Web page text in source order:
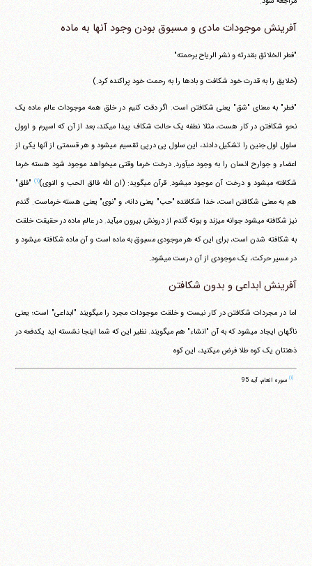
آفرینش موجودات مادی و مسبوق بودن وجود آنها به ماده
"فطر الخلائق بقدرته و نشر الریاح برحمته"
(خلایق را به قدرت خود شکافت و بادها را به رحمت خود پراکنده کرد.)
"فطر" به معنای "شق" یعنی شکافتن است. اگر دقت کنیم در خلق همه موجودات عالم ماده یک
نحو شکافتن در کار هست، مثلا نطفه یک حالت شکاف پیدا می‎کند، بعد از آن که اسپرم و اوول
سلول اول جنین را تشکیل دادند، این سلول پی درپی تقسیم می‎شود و هر قسمتی از آنها یکی از
اعضاء و جوارح انسان را به وجود می‎آورد. درخت خرما وقتی می‎خواهد موجود شود هسته خرما
شکافته می‎شود و درخت آن موجود می‎شود. قرآن می‎گوید: (ان الله فالق الحب و النوی)
(۱) "فلق"
هم به معنی شکافتن است، خدا شکافنده "حب" یعنی دانه، و "نوی" یعنی هسته خرماست. گندم
نیز شکافته می‎شود جوانه می‎زند و بوته گندم از درونش بیرون می‎آید. در عالم ماده در حقیقت خلقت
به شکافته شدن است، برای این که هر موجودی مسبوق به ماده است و آن ماده شکافته می‎شود و
در مسیر حرکت، یک موجودی از آن درست می‎شود.
آفرینش ابداعی و بدون شکافتن
اما در مجردات شکافتن در کار نیست و خلقت موجودات مجرد را می‎گویند "ابداعی" است؛ یعنی
ناگهان ایجاد می‎شود که به آن "انشاء" هم می‎گویند. نظیر این که شما اینجا نشسته اید یکدفعه در
ذهنتان یک کوه طلا فرض می‎کنید، این کوه
(۱) سوره انعام، آیه 95